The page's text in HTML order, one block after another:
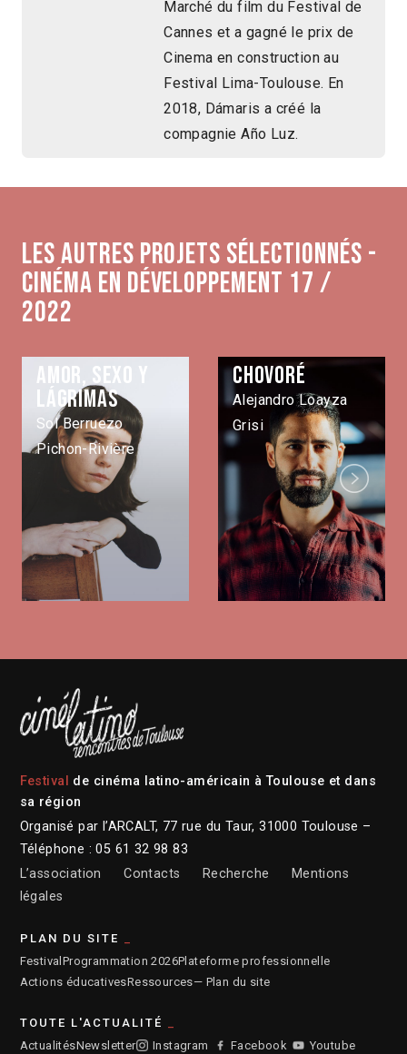
Marché du film du Festival de
Cannes et a gagné le prix de
Cinema en construction au
Festival Lima-Toulouse. En
2018, Dámaris a créé la
compagnie Año Luz.
Les autres projets sélectionnés -
Cinéma en développement 17 /
2022
Amor, sexo y
lágrimas
Sol Berruezo
Pichon-Rivière
Chovoré
Alejandro Loayza
Grisi
Next
Festival
de cinéma latino-américain à Toulouse et dans
sa région
Organisé par l’ARCALT, 77 rue du Taur, 31000 Toulouse –
Téléphone : 05 61 32 98 83
L’association
Contacts Recherche
Mentions
légales
PLAN DU SITE
Festival Programmation 2026Plateforme professionnelle
Actions éducativesRessources— Plan du site
TOUTE L'ACTUALITÉ
ActualitésNewsletter Instagram Facebook Youtube